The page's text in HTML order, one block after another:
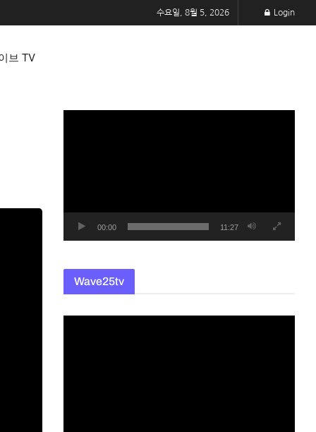
수요일, 8월 5, 2026 Login
브 TV
00:00 11:27
Wave25tv